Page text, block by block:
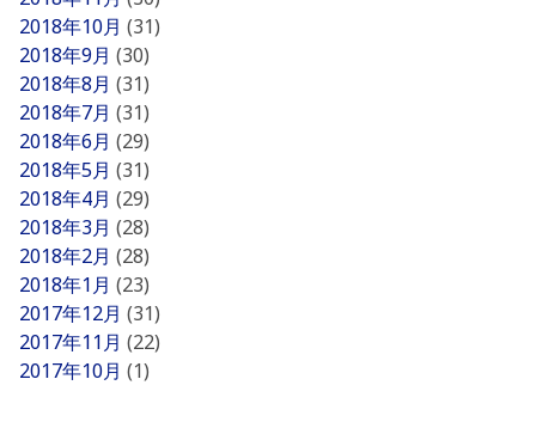
2018年10月 (31)
2018年9月 (30)
2018年8月 (31)
2018年7月 (31)
2018年6月 (29)
2018年5月 (31)
2018年4月 (29)
2018年3月 (28)
2018年2月 (28)
2018年1月 (23)
2017年12月 (31)
2017年11月 (22)
2017年10月 (1)